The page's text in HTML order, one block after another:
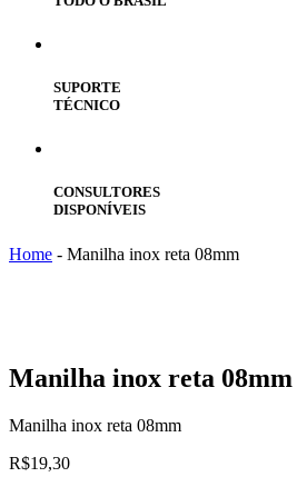
SUPORTE
TÉCNICO
CONSULTORES
DISPONÍVEIS
Home - Manilha inox reta 08mm
Manilha inox reta 08mm
Manilha inox reta 08mm
R$19,30